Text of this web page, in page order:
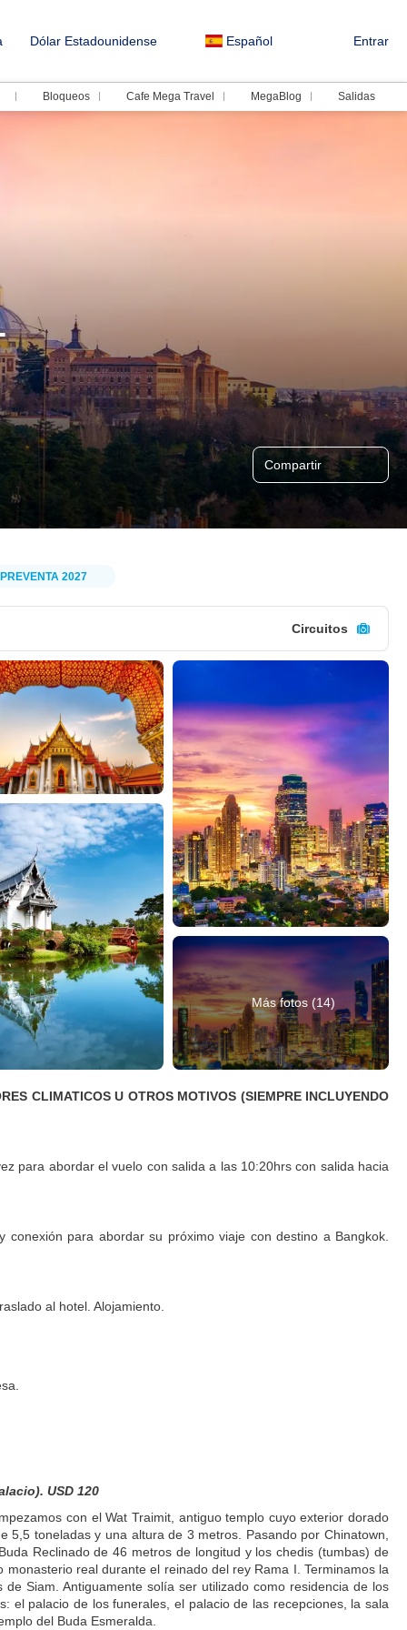
Dólar Estadounidense Español Entrar
Bloqueos Cafe Mega Travel MegaBlog Salidas
Compartir
PREVENTA 2027
Circuitos
Más fotos (14)
CLIMATICOS U OTROS MOTIVOS (SIEMPRE INCLUYENDO
para abordar el vuelo con salida a las 10:20hrs con salida hacia
para abordar su próximo viaje con destino a Bangkok.
al hotel. Alojamiento.
USD 120
con el Wat Traimit, antiguo templo cuyo exterior dorado
toneladas y una altura de 3 metros. Pasando por Chinatown,
Reclinado de 46 metros de longitud y los chedis (tumbas) de
real durante el reinado del rey Rama I. Terminamos la
Siam. Antiguamente solía ser utilizado como residencia de los
el palacio de los funerales, el palacio de las recepciones, la sala
del Buda Esmeralda.